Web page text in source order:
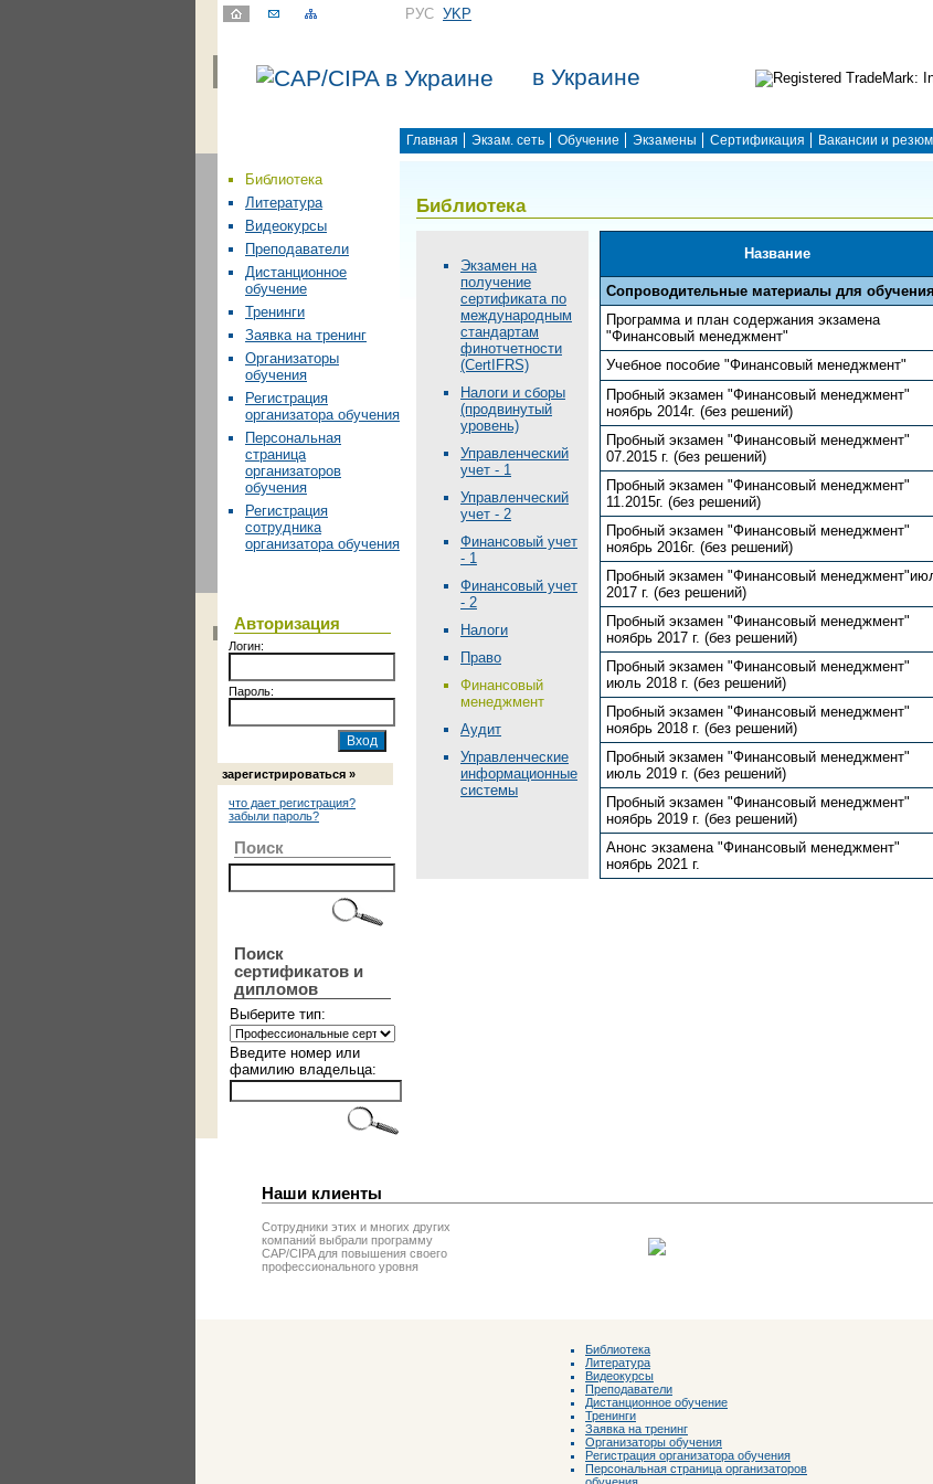
РУС УKР
в Украине
Главная Экзам. сеть Обучение Экзамены Сертификация Вакансии и
Библиотека
Литература
Видеокурсы
Преподаватели
Дистанционное
обучение
Тренинги
Заявка на тренинг
Организаторы
обучения
Регистрация
организатора обучения
Персональная
страница
организаторов
обучения
Регистрация
сотрудника
организатора обучения
Авторизация
Логин:
Пароль:
зарегистрироваться »
что дает регистрация?
забыли пароль?
Поиск
Поиск
сертификатов и
дипломов
Выберите тип:
Введите номер или
фамилию владельца:
Библиотека
Экзамен на
получение
сертификата по
международным
стандартам
финотчетности
(CertIFRS)
Налоги и сборы
(продвинутый
уровень)
Управленческий
учет - 1
Управленческий
учет - 2
Финансовый учет
- 1
Финансовый учет
- 2
Налоги
Право
Финансовый
менеджмент
Аудит
Управленческие
информационные
системы
Название
Сопроводительные материалы для обучения
Программа и план содержания экзамена
"Финансовый менеджмент"
Учебное пособие "Финансовый менеджмент"
Пробный экзамен "Финансовый менеджмент"
ноябрь 2014г. (без решений)
Пробный экзамен "Финансовый менеджмент"
07.2015 г. (без решений)
Пробный экзамен "Финансовый менеджмент"
11.2015г. (без решений)
Пробный экзамен "Финансовый менеджмент"
ноябрь 2016г. (без решений)
Пробный экзамен "Финансовый
2017 г. (без решений)
Пробный экзамен "Финансовый менеджмент"
ноябрь 2017 г. (без решений)
Пробный экзамен "Финансовый менеджмент"
июль 2018 г. (без решений)
Пробный экзамен "Финансовый менеджмент"
ноябрь 2018 г. (без решений)
Пробный экзамен "Финансовый менеджмент"
июль 2019 г. (без решений)
Пробный экзамен "Финансовый менеджмент"
ноябрь 2019 г. (без решений)
Анонс экзамена "Финансовый менеджмент"
ноябрь 2021 г.
Наши клиенты
Сотрудники этих и многих других
компаний выбрали программу
CAP/CIPA для повышения своего
профессионального уровня
Библиотека
Литература
Видеокурсы
Преподаватели
Дистанционное обучение
Тренинги
Заявка на тренинг
Организаторы обучения
Регистрация организатора обучения
Персональная страница организаторов